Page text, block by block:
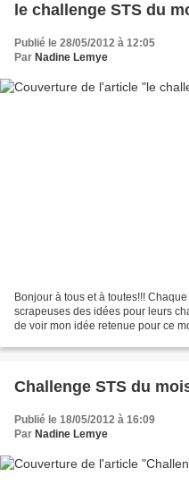
le challenge STS du
Publié le 28/05/2012 à 12:05
Par Nadine Lemye
Bonjour à tous et à toutes!!!
scrapeuses des idées pour leurs
de voir mon idée retenue pour ce
Challenge STS du
Publié le 18/05/2012 à 16:09
Par Nadine Lemye